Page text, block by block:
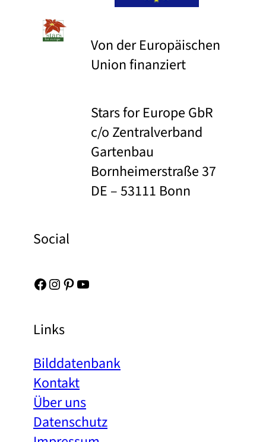
Von der Europäischen
Union finanziert
Stars for Europe GbR
c/o Zentralverband
Gartenbau
Bornheimerstraße 37
DE – 53111 Bonn
Social
Facebook Instagram Pinterest YouTube
Links
Bilddatenbank
Kontakt
Über uns
Datenschutz